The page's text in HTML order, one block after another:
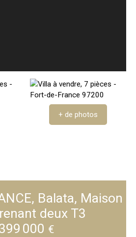
+ de photos
Balata, Maison
deux T3
000 €